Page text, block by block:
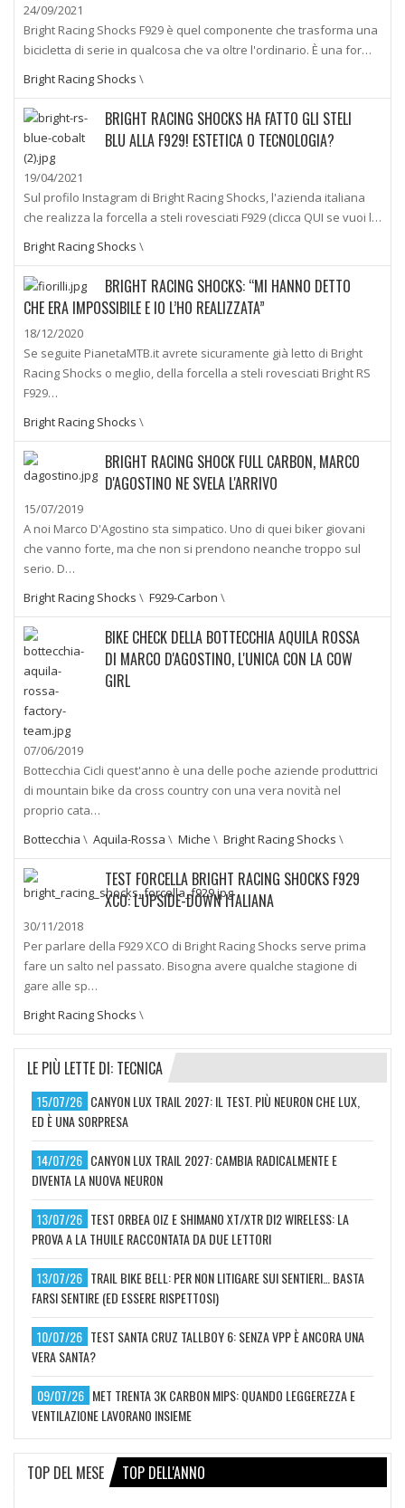
24/09/2021
Bright Racing Shocks F929 è quel componente che trasforma una
bicicletta di serie in qualcosa che va oltre l'ordinario. È una for…
Bright Racing Shocks \
BRIGHT RACING SHOCKS HA FATTO GLI STELI
BLU ALLA F929! ESTETICA O TECNOLOGIA?
19/04/2021
Sul profilo Instagram di Bright Racing Shocks, l'azienda italiana
che realizza la forcella a steli rovesciati F929 (clicca QUI se vuoi l…
Bright Racing Shocks \
BRIGHT RACING SHOCKS: “MI HANNO DETTO
CHE ERA IMPOSSIBILE E IO L’HO REALIZZATA”
18/12/2020
Se seguite PianetaMTB.it avrete sicuramente già letto di Bright
Racing Shocks o meglio, della forcella a steli rovesciati Bright RS
F929…
Bright Racing Shocks \
BRIGHT RACING SHOCK FULL CARBON, MARCO
D'AGOSTINO NE SVELA L'ARRIVO
15/07/2019
A noi Marco D'Agostino sta simpatico. Uno di quei biker giovani
che vanno forte, ma che non si prendono neanche troppo sul
serio. D…
Bright Racing Shocks \ F929-Carbon \
BIKE CHECK DELLA BOTTECCHIA AQUILA ROSSA
DI MARCO D'AGOSTINO, L'UNICA CON LA COW
GIRL
07/06/2019
Bottecchia Cicli quest'anno è una delle poche aziende produttrici
di mountain bike da cross country con una vera novità nel
proprio cata…
Bottecchia \ Aquila-Rossa \ Miche \ Bright Racing Shocks \
TEST FORCELLA BRIGHT RACING SHOCKS F929
XCO: L’UPSIDE-DOWN ITALIANA
30/11/2018
Per parlare della F929 XCO di Bright Racing Shocks serve prima
fare un salto nel passato. Bisogna avere qualche stagione di
gare alle sp…
Bright Racing Shocks \
LE PIÙ LETTE DI: TECNICA
15/07/26 CANYON LUX TRAIL 2027: IL TEST. PIÙ NEURON CHE LUX,
ED È UNA SORPRESA
14/07/26 CANYON LUX TRAIL 2027: CAMBIA RADICALMENTE E
DIVENTA LA NUOVA NEURON
13/07/26 TEST ORBEA OIZ E SHIMANO XT/XTR DI2 WIRELESS: LA
PROVA A LA THUILE RACCONTATA DA DUE LETTORI
13/07/26 TRAIL BIKE BELL: PER NON LITIGARE SUI SENTIERI… BASTA
FARSI SENTIRE (ED ESSERE RISPETTOSI)
10/07/26 TEST SANTA CRUZ TALLBOY 6: SENZA VPP È ANCORA UNA
VERA SANTA?
09/07/26 MET TRENTA 3K CARBON MIPS: QUANDO LEGGEREZZA E
VENTILAZIONE LAVORANO INSIEME
TOP DEL MESE TOP DELL'ANNO